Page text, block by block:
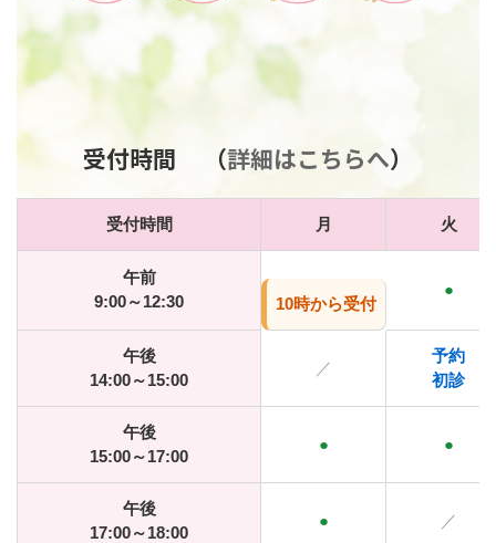
受付時間 （詳細はこちらへ）
受付時間 月 火
午前
9:00～12:30
10時から受付
●
午後
14:00～15:00
／
予約
初診
午後
15:00～17:00
● ●
午後
17:00～18:00
● ／